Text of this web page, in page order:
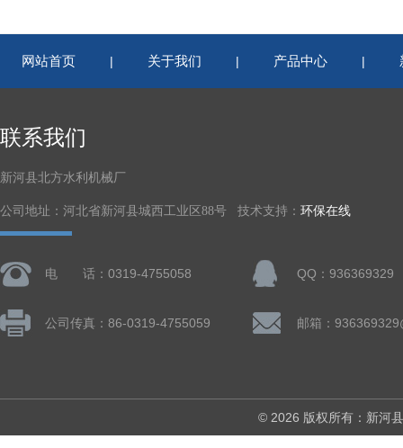
网站首页 | 关于我们 | 产品中心 |
联系我们
新河县北方水利机械厂
公司地址：河北省新河县城西工业区88号 技术支持： 环保在线
电 话：0319-4755058 QQ：936369329
公司传真：86-0319-4755059 邮箱：
© 2026 版权所有：新河